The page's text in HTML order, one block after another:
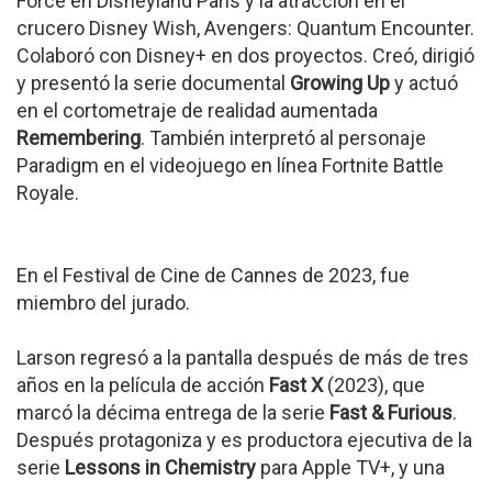
crucero Disney Wish, Avengers: Quantum Encounter.
Colaboró con Disney+ en dos proyectos. Creó, dirigió
y presentó la serie documental Growing Upy actuó
en el cortometraje de realidad aumentada
Remembering. También interpretó al personaje
Paradigm en el videojuego en línea Fortnite Battle
Royale.
En el Festival de Cine de Cannes de 2023, fue
miembro del jurado.
Larson regresó a la pantalla después de más de tres
años en la película de acción Fast X(2023), que
marcó la décima entrega de la serie Fast & Furious.
Después protagoniza y es productora ejecutiva de la
serie Lessons in Chemistry para Apple TV+, y una